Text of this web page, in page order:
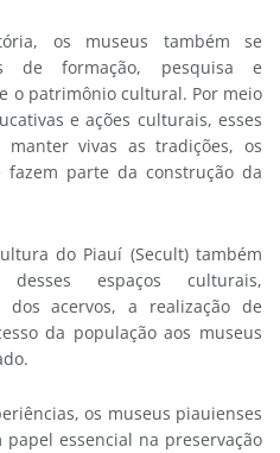
os museus também se
de formação, pesquisa e
o patrimônio cultural. Por meio
e ações culturais, esses
vivas as tradições, os
parte da construção da
do Piauí (Secult) também
espaços culturais,
dos acervos, a realização de
da população aos museus
os museus piauienses
essencial na preservação